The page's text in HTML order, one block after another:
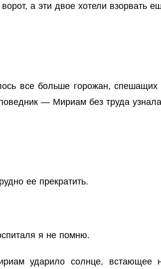
а эти двое хотели взорвать
все больше горожан, спешащих
— Мириам без труда
ее прекратить.
я не помню.
ударило солнце, встающее